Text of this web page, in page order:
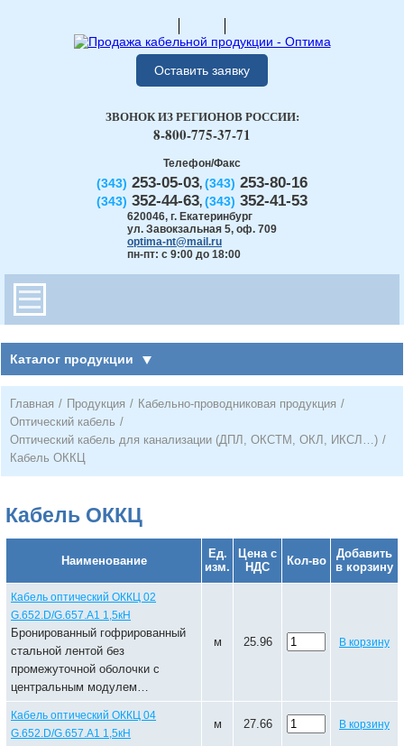
Оставить заявку
Телефон/Факс
(343) 253-05-03, (343) 253-80-16
(343) 352-44-63, (343) 352-41-53
620046, г. Екатеринбург
ул. Завокзальная 5, оф. 709
optima-nt@mail.ru
пн-пт: с 9:00 до 18:00
ЗВОНОК ИЗ РЕГИОНОВ РОССИИ:
8-800-775-37-71
Каталог продукции
Главная / Продукция / Кабельно-проводниковая продукция /
Оптический кабель /
Оптический кабель для канализации (ДПЛ, ОКСТМ, ОКЛ, ИКСЛ…) /
Кабель ОККЦ
Кабель ОККЦ
Наименование
Ед.
изм.
Цена с
НДС
Кол-во
Добавить
в корзину
Кабель оптический ОККЦ 02
G.652.D/G.657.A1 1,5кН
Бронированный гофрированный
стальной лентой без
промежуточной оболочки с
центральным модулем…
м 25.96 В корзину
Кабель оптический ОККЦ 04
G.652.D/G.657.A1 1,5кН
м 27.66 В корзину